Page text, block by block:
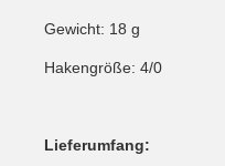
Gewicht: 18 g
Hakengröße: 4/0
Lieferumfang: